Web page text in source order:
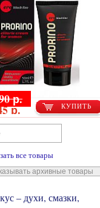
КУПИТЬ
р.
р.
все товары
архивные товары
– духи, смазки,